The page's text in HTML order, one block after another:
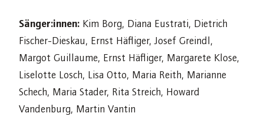
Sänger:innen: Kim Borg, Diana Eustrati, Dietrich
Fischer-Dieskau, Ernst Häfliger, Josef Greindl,
Margot Guillaume, Ernst Häfliger, Margarete Klose,
Liselotte Losch, Lisa Otto, Maria Reith, Marianne
Schech, Maria Stader, Rita Streich, Howard
Vandenburg, Martin Vantin